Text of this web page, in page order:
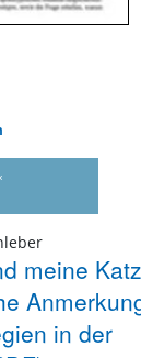
meine
in der